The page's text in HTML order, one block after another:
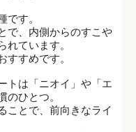
です。
で、内側からのすこや
れています。
すすめです。
トは「ニオイ」や「エ
のひとつ。
ことで、前向きなライ